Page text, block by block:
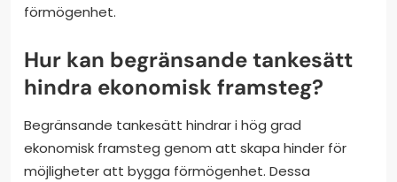
förmögenhet.
Hur kan begränsande tankesätt
hindra ekonomisk framsteg?
Begränsande tankesätt hindrar i hög grad
ekonomisk framsteg genom att skapa hinder för
möjligheter att bygga förmögenhet. Dessa